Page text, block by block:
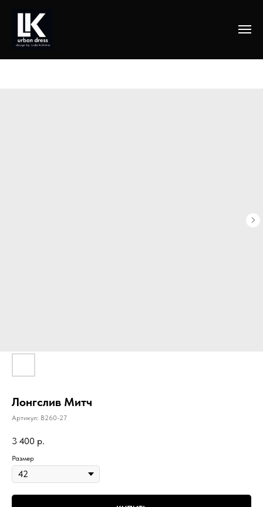
Лонгслив Митч
Артикул: B260-27
3 400 р.
Размер